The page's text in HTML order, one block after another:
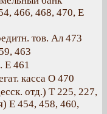
466, 468, 470, Е
тов. Ал 473
463
Е 461
касса О 470
отд.) Т 225, 227,
Е 454, 458, 460,